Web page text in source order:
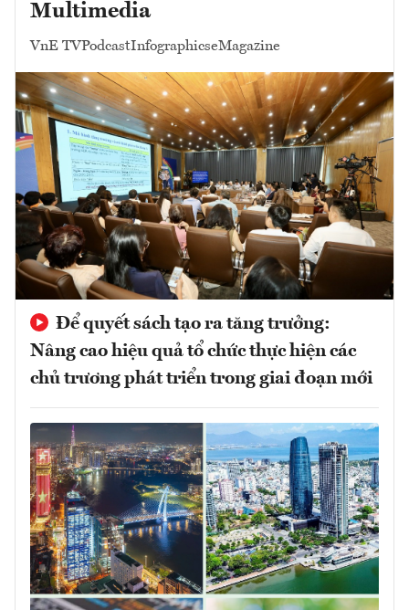
Multimedia
VnE TVPodcastInfographicseMagazine
Để quyết sách tạo ra tăng trưởng:
Nâng cao hiệu quả tổ chức thực hiện các
chủ trương phát triển trong giai đoạn mới